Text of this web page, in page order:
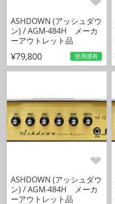
ASHDOWN (アッシュダウ
ン) / AGM-484H メーカ
ーアウトレット品
¥79,800 使用感有
ASHDOWN (アッシュダウ
ン) / AGM-484H メーカ
ーアウトレット品